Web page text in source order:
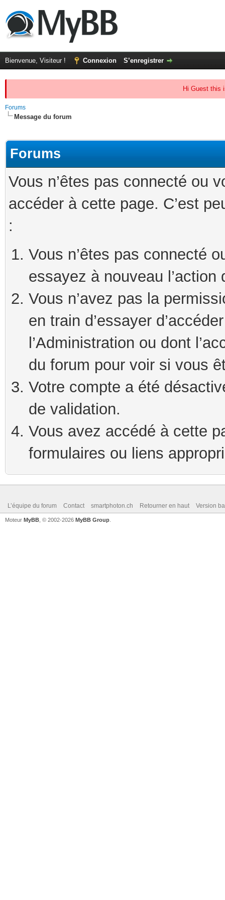
Bienvenue, Visiteur ! Connexion S’enregistrer
Hi Guest this
Forums
Message du forum
Forums
Vous n’êtes pas connecté ou
accéder à cette page. C’est
:
Vous n’êtes pas connecté
essayez à nouveau
Vous n’avez pas la
en train d’essayer
l’Administration ou dont
du forum pour voir si vous
Votre compte a été
de validation.
Vous avez accédé à cette
formulaires ou liens
L’équipe du forum Contact smartphoton.ch Retourner en haut Version
Moteur MyBB , © 2002-2026 MyBB Group